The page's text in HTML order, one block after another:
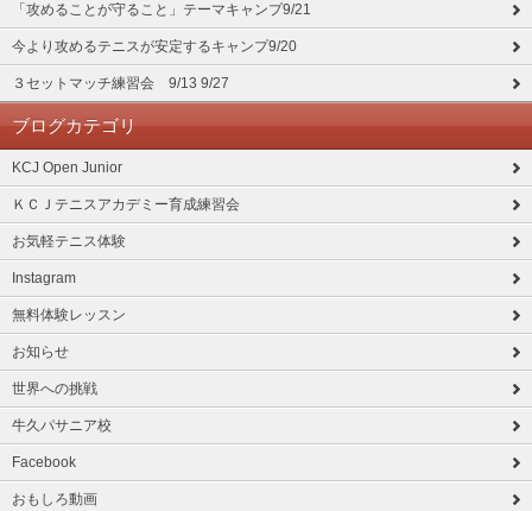
「攻めることが守ること」テーマキャンプ9/21
今より攻めるテニスが安定するキャンプ9/20
３セットマッチ練習会 9/13 9/27
ブログカテゴリ
KCJ Open Junior
ＫＣＪテニスアカデミー育成練習会
お気軽テニス体験
Instagram
無料体験レッスン
お知らせ
世界への挑戦
牛久パサニア校
Facebook
おもしろ動画